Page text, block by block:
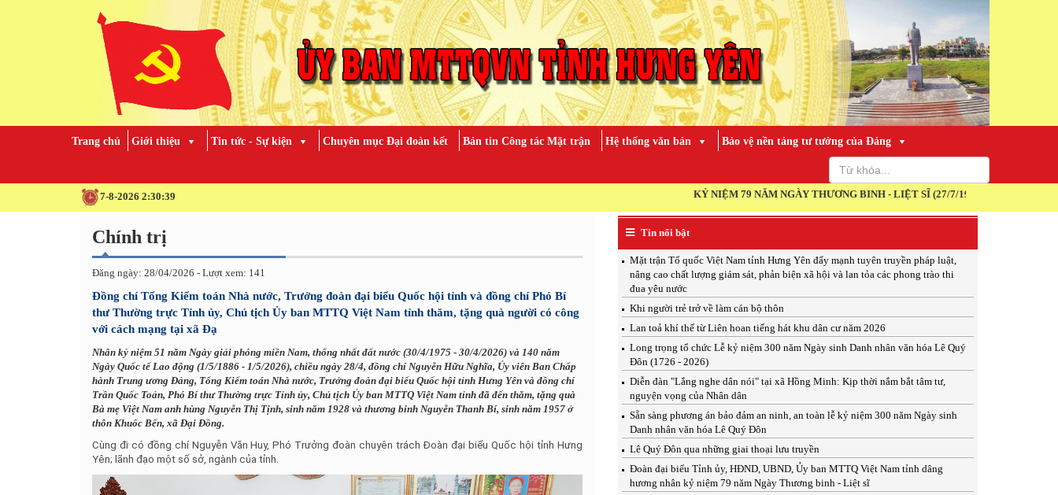
Trang chủ Giới thiệu Tin tức - Sự kiện Chuyên mục Đại đoàn kết Bản tin Công tác Mặt trận Hệ thống văn bản Bảo vệ nền tảng tư tưởng của Đảng
7-8-2026 2:30:41 KỶ NIỆM 79 NĂM NGÀY THƯƠNG BINH - LIỆT SĨ (27/7/1947 - 27/7/2026)
Chính trị
Đăng ngày: 28/04/2026 - Lượt xem: 141
Đồng chí Tổng Kiểm toán Nhà nước, Trưởng đoàn đại biểu Quốc hội tỉnh và đồng chí Phó Bí
thư Thường trực Tỉnh ủy, Chủ tịch Ủy ban MTTQ Việt Nam tỉnh thăm, tặng quà người có công
với cách mạng tại xã Đạ
Nhân kỷ niệm 51 năm Ngày giải phóng miền Nam, thống nhất đất nước (30/4/1975 - 30/4/2026) và 140 năm
Ngày Quốc tế Lao động (1/5/1886 - 1/5/2026), chiều ngày 28/4, đồng chí Nguyễn Hữu Nghĩa, Ủy viên Ban Chấp
hành Trung ương Đảng, Tổng Kiểm toán Nhà nước, Trưởng đoàn đại biểu Quốc hội tỉnh Hưng Yên và đồng chí
Trần Quốc Toản, Phó Bí thư Thường trực Tỉnh ủy, Chủ tịch Ủy ban MTTQ Việt Nam tỉnh đã đến thăm, tặng quà
Bà mẹ Việt Nam anh hùng Nguyễn Thị Tịnh, sinh năm 1928 và thương binh Nguyễn Thanh Bí, sinh năm 1957 ở
thôn Khuốc Bến, xã Đại Đồng.
Cùng đi có đồng chí Nguyễn Văn Huy, Phó Trưởng đoàn chuyên trách Đoàn đại biểu Quốc hội tỉnh Hưng
Yên; lãnh đạo một số sở, ngành của tỉnh.
Tin nổi bật
Mặt trận Tổ quốc Việt Nam tỉnh Hưng Yên đẩy mạnh tuyên truyền pháp luật,
nâng cao chất lượng giám sát, phản biện xã hội và lan tỏa các phong trào thi
đua yêu nước
Khi người trẻ trở về làm cán bộ thôn
Lan toả khí thế từ Liên hoan tiếng hát khu dân cư năm 2026
Long trọng tổ chức Lễ kỷ niệm 300 năm Ngày sinh Danh nhân văn hóa Lê Quý
Đôn (1726 - 2026)
Diễn đàn "Lắng nghe dân nói" tại xã Hồng Minh: Kịp thời nắm bắt tâm tư,
nguyện vọng của Nhân dân
Sẵn sàng phương án bảo đảm an ninh, an toàn lễ kỷ niệm 300 năm Ngày sinh
Danh nhân văn hóa Lê Quý Đôn
Lê Quý Đôn qua những giai thoại lưu truyền
Đoàn đại biểu Tỉnh ủy, HĐND, UBND, Ủy ban MTTQ Việt Nam tỉnh dâng
hương nhân kỷ niệm 79 năm Ngày Thương binh - Liệt sĩ